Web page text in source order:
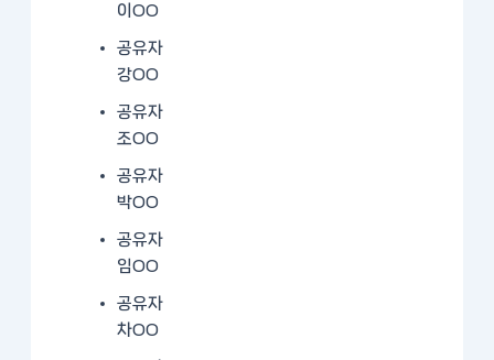
이OO
공유자
강OO
공유자
조OO
공유자
박OO
공유자
임OO
공유자
차OO